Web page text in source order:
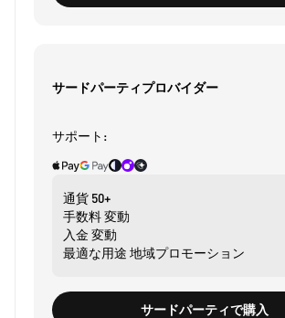
サードパーティプロバイダー
サポート:
通貨 50+
手数料変動
入金 変動
最適な用途 地域プロモーション
サードパーティで購入